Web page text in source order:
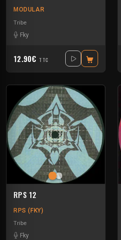
MODULAR
Tribe
Fky
12.90€ TTC
RPS 12
RPS (FKY)
Tribe
Fky